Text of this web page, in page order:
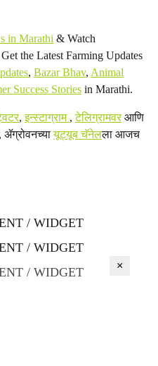
in Marathi & Watch
the Latest Farming Updates
, Bazar Bhav, Animal
Success Stories in Marathi.
,इन्स्टाग्राम ,टेलिग्रामवरआणि
यूट्यूब चॅनेलला आजच
/ WIDGET
/ WIDGET
/ WIDGET
×